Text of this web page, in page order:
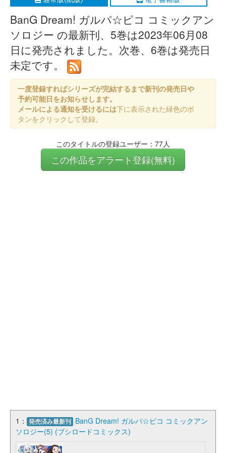
BanG Dream! ガルパ☆ピコ コミックアン
ソロジー の最新刊、5巻は2023年06月08
日に発売されました。次巻、6巻は発売日
未定です。
一度登録すればシリーズが完結するまで新刊の発売日や
予約可能日をお知らせします。
メールによる通知を受けるには下に表示された緑色のボ
タンをクリックして登録。
このタイトルの登録ユーザー：77人
この作品をアラート登録(無料)
1： 発売済み最新刊 BanG Dream! ガルパ☆ピコ コミックアン
ソロジー(5) (ブシロードコミックス)